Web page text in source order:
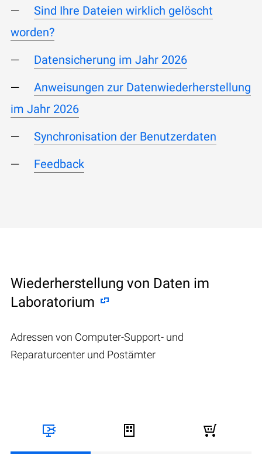
Sind Ihre Dateien wirklich gelöscht
worden?
Datensicherung im Jahr 2026
Anweisungen zur Datenwiederherstellung
im Jahr 2026
Synchronisation der Benutzerdaten
Feedback
Wiederherstellung von Daten im
Laboratorium
Adressen von Computer-Support- und
Reparaturcenter und Postämter